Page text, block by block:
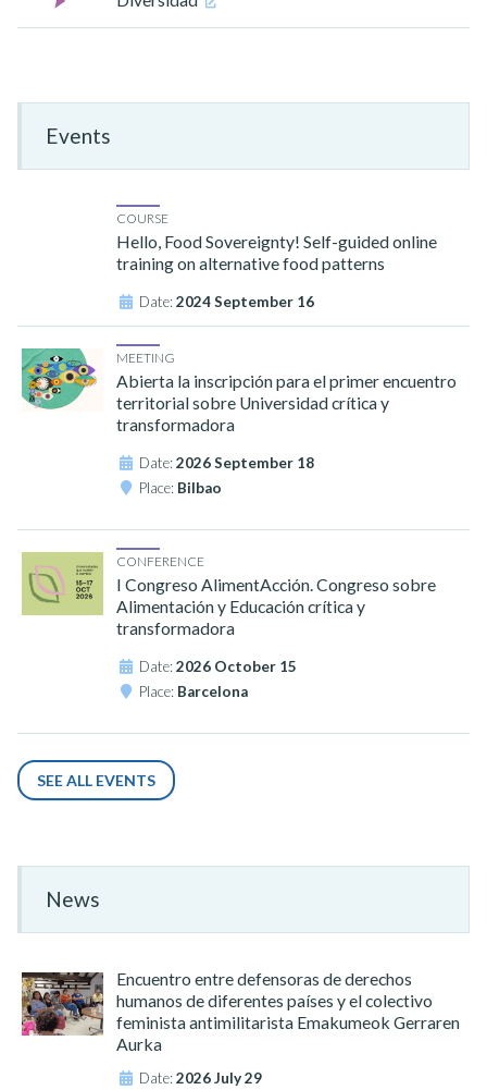
Events
COURSE
Hello, Food Sovereignty! Self-guided online
training on alternative food patterns
Date:2024 September 16
MEETING
Abierta la inscripción para el primer encuentro
territorial sobre Universidad crítica y
transformadora
Date:2026 September 18
Place: Bilbao
CONFERENCE
I Congreso AlimentAcción. Congreso sobre
Alimentación y Educación crítica y
transformadora
Date:2026 October 15
Place: Barcelona
SEE ALL EVENTS
News
Encuentro entre defensoras de derechos
humanos de diferentes países y el colectivo
feminista antimilitarista Emakumeok Gerraren
Aurka
Date:2026 July 29